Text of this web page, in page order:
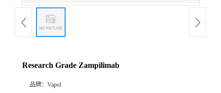
Research Grade Zampilimab
品牌： Vapol